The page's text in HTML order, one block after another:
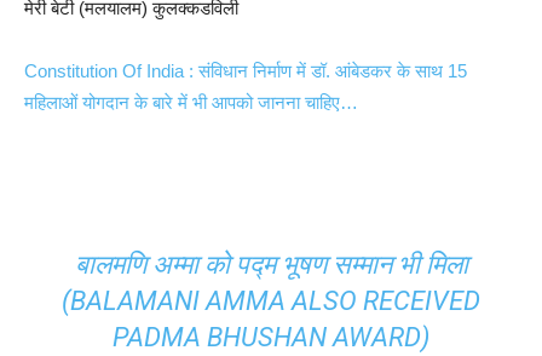
मेरी बेटी (मलयालम) कुलक्कडविली
Constitution Of India : संविधान निर्माण में डॉ. आंबेडकर के साथ 15
महिलाओं योगदान के बारे में भी आपको जानना चाहिए…
बालमणि अम्मा को पद्म भूषण सम्मान भी मिला
(BALAMANI AMMA ALSO RECEIVED
PADMA BHUSHAN AWARD)